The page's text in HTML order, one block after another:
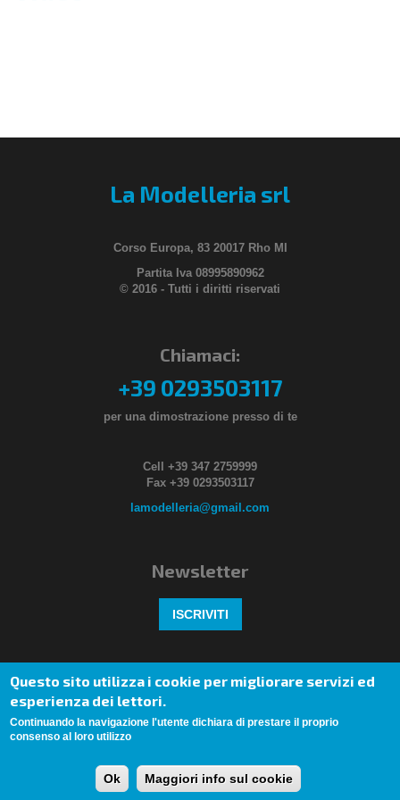
La Modelleria srl
Corso Europa, 83 20017 Rho MI
Partita Iva 08995890962
© 2016 - Tutti i diritti riservati
Chiamaci:
+39 0293503117
per una dimostrazione presso di te
Cell +39 347 2759999
Fax +39 0293503117
lamodelleria@gmail.com
Newsletter
ISCRIVITI
Seguici anche su
Posizionamento sui Motori| Insem Spa
Questo sito utilizza i cookie per migliorare servizi ed
esperienza dei lettori.
Continuando la navigazione l'utente dichiara di prestare il proprio
consenso al loro utilizzo
Ok Maggiori info sul cookie